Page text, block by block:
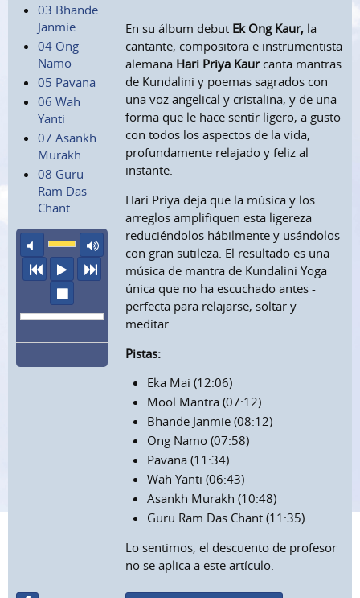
03 Bhande
Janmie
04 Ong
Namo
05 Pavana
06 Wah
Yanti
07 Asankh
Murakh
08 Guru
Ram Das
Chant
sonido apagadovolumen máximo
anteriorescucharsiguiente
En su álbum debut Ek Ong Kaur, la
cantante, compositora e instrumentista
alemana Hari Priya Kaurcanta mantras
de Kundalini y poemas sagrados con
una voz angelical y cristalina, y de una
forma que le hace sentir ligero, a gusto
con todos los aspectos de la vida,
profundamente relajado y feliz al
instante.
Hari Priya deja que la música y los
arreglos amplifiquen esta ligereza
reduciéndolos hábilmente y usándolos
con gran sutileza. El resultado es una
música de mantra de Kundalini Yoga
única que no ha escuchado antes -
perfecta para relajarse, soltar y
meditar.
Pistas:
Eka Mai (12:06)
Mool Mantra (07:12)
Bhande Janmie (08:12)
Ong Namo (07:58)
Pavana (11:34)
Wah Yanti (06:43)
Asankh Murakh (10:48)
Guru Ram Das Chant (11:35)
Lo sentimos, el descuento de profesor
no se aplica a este artículo.